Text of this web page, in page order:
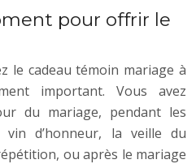
pour offrir le
le cadeau témoin mariage à
important. Vous avez
du mariage, pendant les
d’honneur, la veille du
ou après le mariage